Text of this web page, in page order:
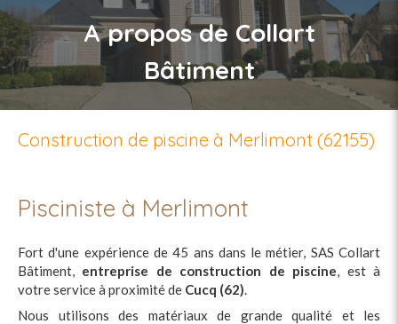
A propos de Collart
Bâtiment
Construction de piscine à Merlimont (62155)
Pisciniste à Merlimont
Fort d'une expérience de 45 ans dans le métier, SAS Collart
Bâtiment, entreprise de construction de piscine, est à
votre service à proximité de Cucq (62).
Nous utilisons des matériaux de grande qualité et les